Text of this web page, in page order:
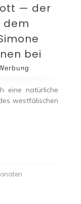
— der
dem
bei
eine natürliche
westfälischen